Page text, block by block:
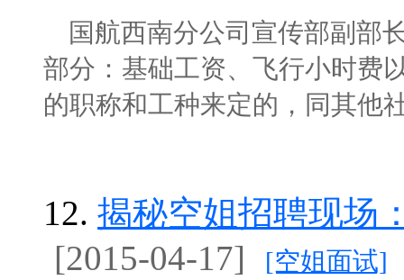
国航西南分公司宣传部副部
部分：基础工资、飞行小时费
的职称和工种来定的，同其他
12. 揭秘空姐招聘现场
[2015-04-17]
[空姐面试]